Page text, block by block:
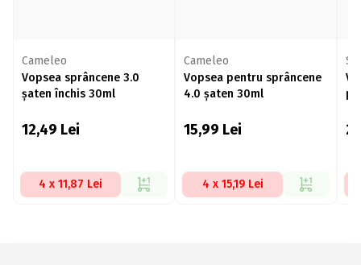
Cameleo
Vopsea sprâncene 3.0
șaten închis 30ml
12,49 Lei
4 x 11,87 Lei
Cameleo
Vopsea pentru sprâncene
4.0 șaten 30ml
15,99 Lei
4 x 15,19 Lei